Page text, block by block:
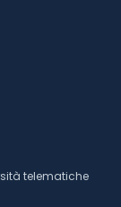
telematiche